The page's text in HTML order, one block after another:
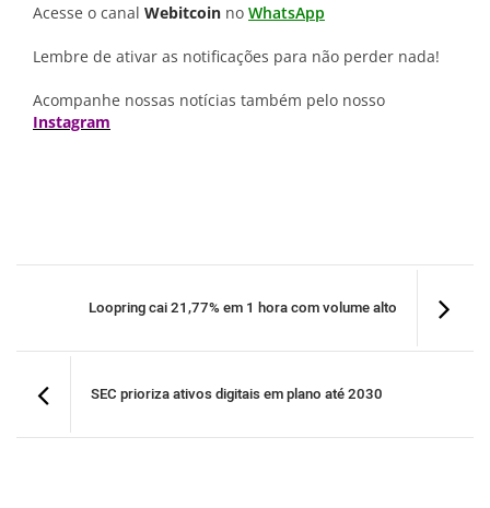
Acesse o canal Webitcoin no WhatsApp
Lembre de ativar as notificações para não perder nada!
Acompanhe nossas notícias também pelo nosso
Instagram
Loopring cai 21,77% em 1 hora com volume alto
SEC prioriza ativos digitais em plano até 2030